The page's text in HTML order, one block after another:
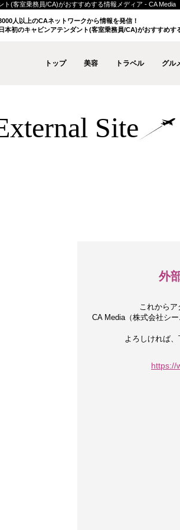
ト(客室乗務員/CA)がおすすめする情報メディア - CA Media
人以上のCAネットワークから情報を発信！
日本初のキャビンアテンダント(客室乗務員/CA)がおすすめす
トップ 美容 トラベル グル
Site
外
これからア
CA Media（株式会社シ
よろしければ、
https://